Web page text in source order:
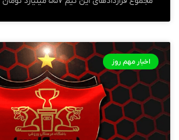
اخبار مهم روز